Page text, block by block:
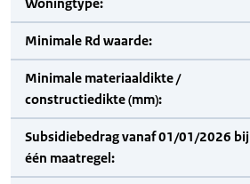
Minimale Rd waarde:
Minimale materiaaldikte /
constructiedikte (mm):
Subsidiebedrag vanaf 01/01/2026 bij
één maatregel: